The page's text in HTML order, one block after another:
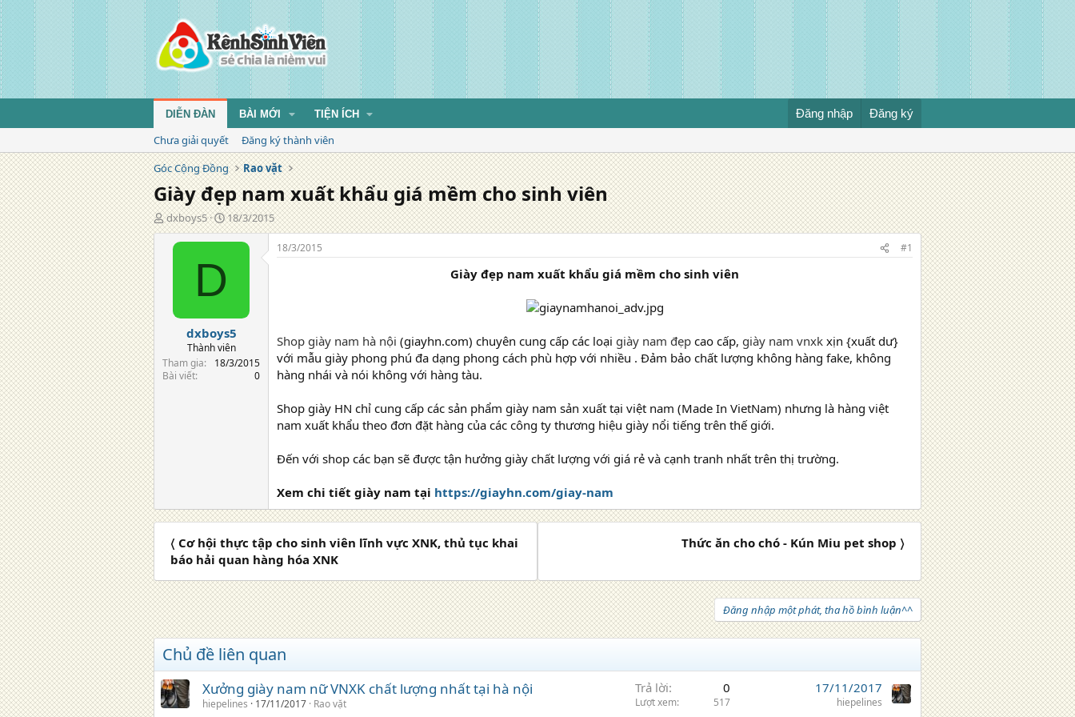
DIỄN ĐÀN BÀI MỚI TIỆN ÍCH Đăng nhập Đăng ký
Chưa giải quyết
Đăng ký thành viên
Góc Cộng Đồng
Rao vặt
Giày đẹp nam xuất khẩu giá mềm cho sinh viên
T
á
dxboys5
N
g
à
g
18/3/2015
D
dxboys5
Thành viên
Tham gia
18/3/2015
Bài viết
0
18/3/2015 #1
Giày đẹp nam xuất khẩu giá mềm cho sinh viên
Shop giày nam hà nội (giayhn.com) chuyên cung cấp các loại giày nam đẹp cao cấp, giày nam vnxk xịn {xuất dư}
với mẫu giày phong phú đa dạng phong cách phù hợp với nhiều . Đảm bảo chất lượng không hàng fake, không
hàng nhái và nói không với hàng tàu.
Shop giày HN chỉ cung cấp các sản phẩm giày nam sản xuất tại việt nam (Made In VietNam) nhưng là hàng việt
nam xuất khẩu theo đơn đặt hàng của các công ty thương hiệu giày nổi tiếng trên thế giới.
Đến với shop các bạn sẽ được tận hưởng giày chất lượng với giá rẻ và cạnh tranh nhất trên thị trường.
Xem chi tiết giày nam tại https://giayhn.com/giay-nam
〈 Cơ hội thực tập cho sinh viên lĩnh vực XNK, thủ tục khai
báo hải quan hàng hóa XNK
Thức ăn cho chó - Kún Miu pet shop 〉
Đăng nhập một phát, tha hồ bình luận^^
Chủ đề liên quan
Xưởng giày nam nữ VNXK chất lượng nhất tại hà nội
hiepelines 17/11/2017 Rao vặt
Trả lời 0
Lượt xem 517
17/11/2017
hiepelines